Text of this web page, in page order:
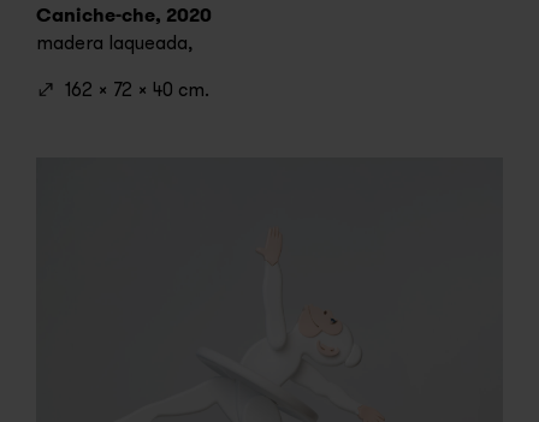
Caniche-che, 2020
madera laqueada,
162 x 72 x 40 cm.